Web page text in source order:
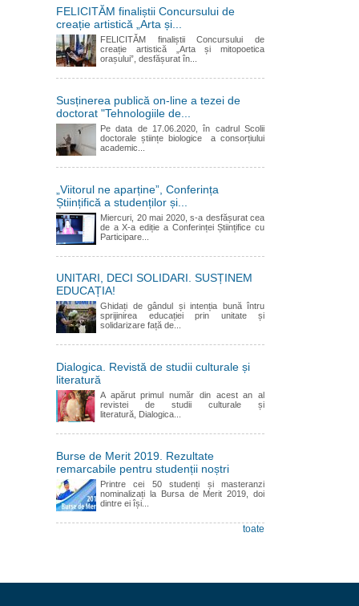
FELICITĂM finaliștii Concursului de
creație artistică „Arta și...
FELICITĂM finaliștii Concursului de
creație artistică „Arta și mitopoetica
orașului”, desfășurat în...
Susținerea publică on-line a tezei de
doctorat "Tehnologiile de...
Pe data de 17.06.2020, în cadrul Scolii
doctorale științe biologice a consorțiului
academic...
„Viitorul ne aparține”, Conferința
Științifică a studenților și...
Miercuri, 20 mai 2020, s-a desfășurat cea
de a X-a ediție a Conferinței Științifice cu
Participare...
UNITARI, DECI SOLIDARI. SUSȚINEM
EDUCAȚIA!
Ghidați de gândul și intenția bună întru
sprijinirea educației prin unitate și
solidarizare față de...
Dialogica. Revistă de studii culturale și
literatură
A apărut primul număr din acest an al
revistei de studii culturale și
literatură, Dialogica...
Burse de Merit 2019. Rezultate
remarcabile pentru studenții noștri
Printre cei 50 studenți și masteranzi
nominalizați la Bursa de Merit 2019, doi
dintre ei își...
toate